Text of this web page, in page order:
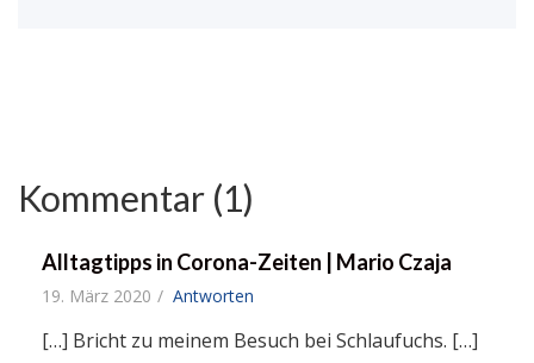
Kommentar (1)
Alltagtipps in Corona-Zeiten | Mario Czaja
19. März 2020 Antworten
[…] Bricht zu meinem Besuch bei Schlaufuchs. […]